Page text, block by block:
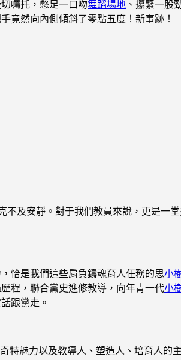
囑托，憋足一口吻舞蹈場地 、攥緊一股
竟然向內側傾斜了零點五度！新事跡！
及安靜。對于我們教員來說，更是一
恰是我們這些肩負鑄魂育人任務的思小
程，聯合黨史進修教導，向年青一代小
跟黨走。
特魅力以及教導人、塑造人、培育人的